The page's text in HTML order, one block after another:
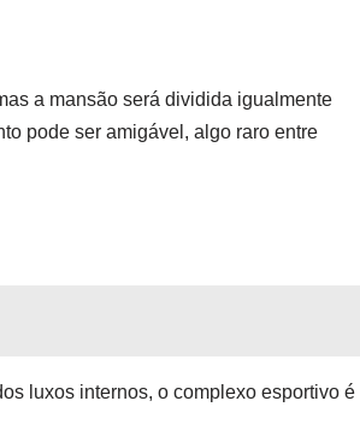
a mansão será dividida igualmente
pode ser amigável, algo raro entre
luxos internos, o complexo esportivo é